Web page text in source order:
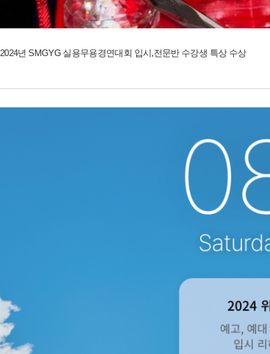
2024년 SMGYG 실용무용경연대회 입시,전문반 수강생 특상 수상